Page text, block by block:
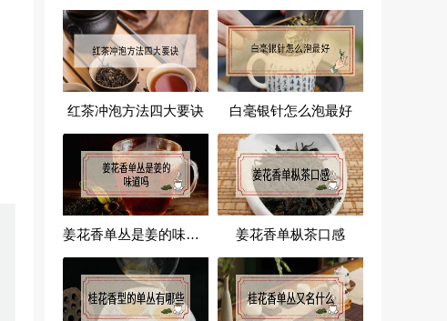
红茶冲泡方法四大要诀 白毫银针怎么泡最好
姜花香单丛是姜的味道吗 姜花香单枞茶口感